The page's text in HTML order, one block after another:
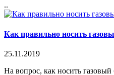
..
Как правильно носить
25.11.2019
На вопрос, как носить